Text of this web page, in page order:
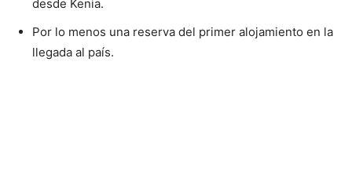
desde Kenia.
Por lo menos una reserva del primer alojamiento en la
llegada al país.